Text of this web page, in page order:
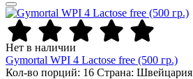
Нет в наличии
Gymortal WPI 4 Lactose free (500 гр.)
Кол-во порций: 16 Страна: Швейцария